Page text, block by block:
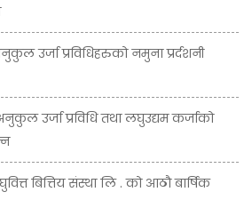
उर्जा प्रविधिहरुको नमुना प्रर्दशनी
उर्जा प्रविधि तथा लघुउद्यम कर्जाको
बित्तिय संस्था लि . को आठौ बार्षिक